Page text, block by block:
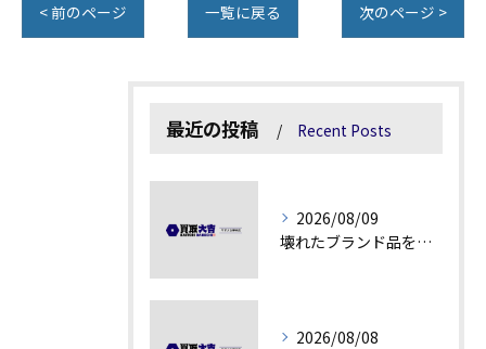
< 前のページ 一覧に戻る 次のページ >
最近の投稿 Recent Posts
2026/08/09
壊れたブランド品を高額査定に変える秘訣
2026/08/08